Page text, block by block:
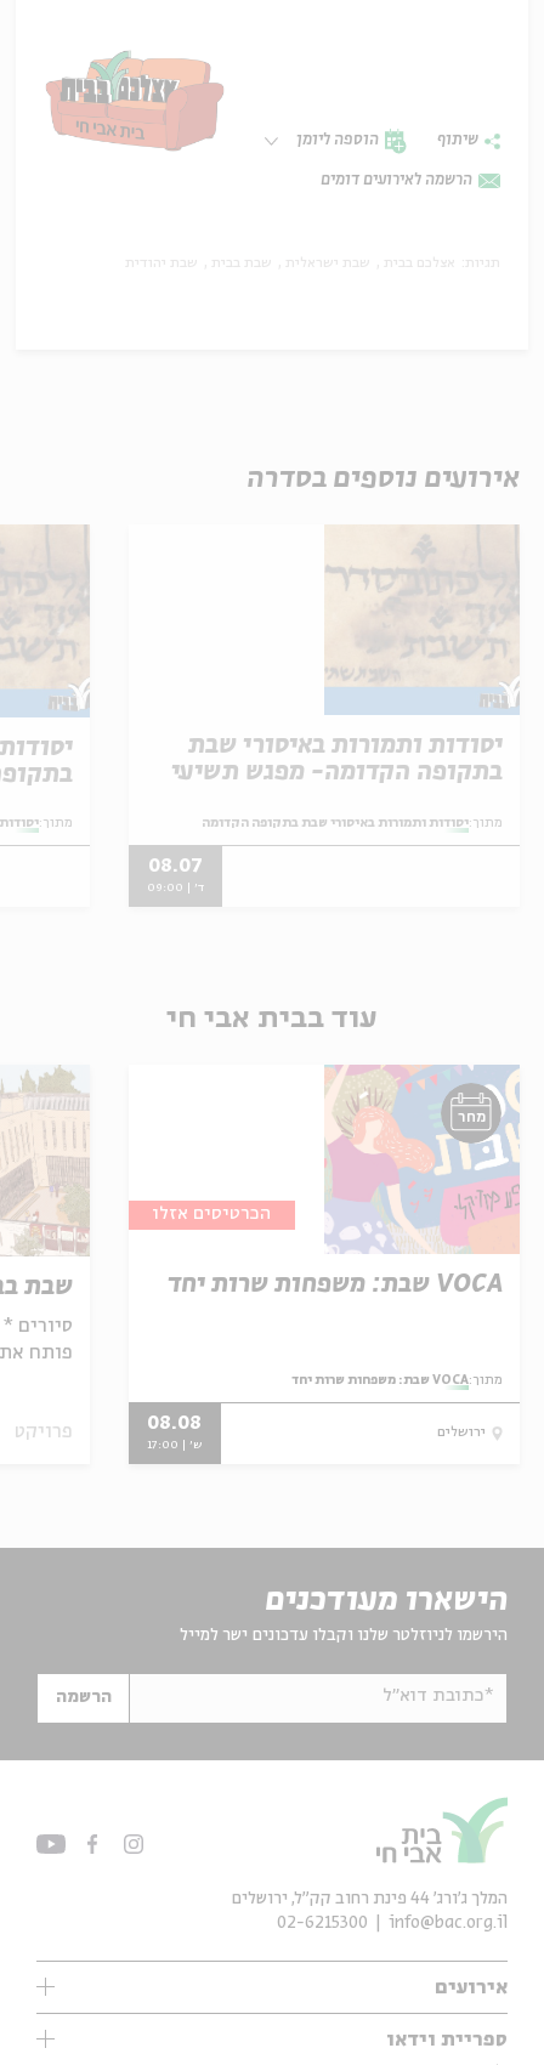
שיתוף הוספה ליומן
הרשמה לאירועים דומים
תגיות: אצלכם בבית שבת ישראלית שבת בבית שבת יהודית
אירועים נוספים בסדרה
יסודות ותמורות באיסורי שבת
בתקופה הקדומה- מפגש תשיעי
מתוך:יסודות ותמורות באיסורי שבת בתקופה הקדומה
08.07
ד' | 09:00
מתוך:
עוד בבית אבי חי
הכרטיסים אזלו
מחר
VOCA שבת: משפחות שרות יחד
מתוך:VOCA שבת: משפחות שרות יחד
ירושלים 08.08
ש' | 17:00
שבת
סיורים
פותח את
פרויקט
הישארו מעודכנים
הירשמו לניוזלטר שלנו וקבלו עדכונים ישר למייל
*כתובת דוא"ל הרשמה
אירועים
עיון
אנגלית
ספריית וידאו
המלך ג'ורג' 44 פינת רחוב קק״ל, ירושלים
info@bac.org.il
02-6215300